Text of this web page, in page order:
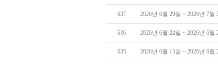
637 2026년 6월 29일 ~ 2026년 7월
636 2026년 6월 22일 ~ 2026년 6월
635 2026년 6월 15일 ~ 2026년 6월